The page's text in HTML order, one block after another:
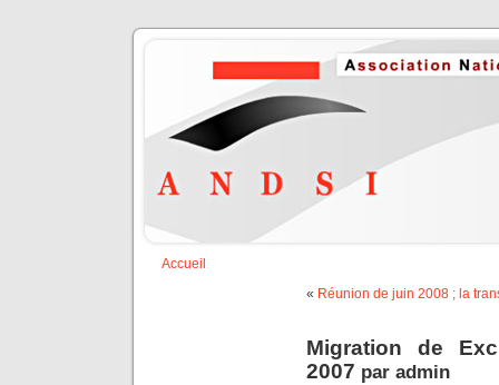
Accueil
« Réunion de juin 2008 ; la
Migration de
2007 par admin